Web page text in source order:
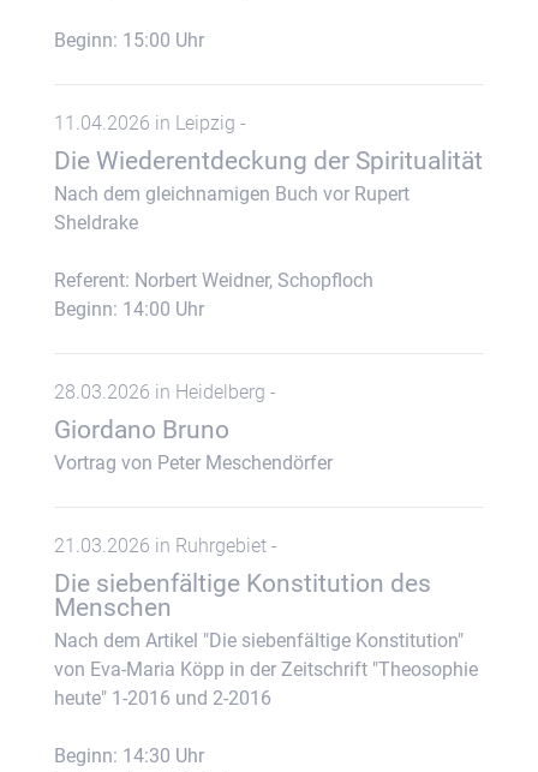
Beginn: 15:00 Uhr
11.04.2026 in Leipzig -
Die Wiederentdeckung der Spiritualität
Nach dem gleichnamigen Buch vor Rupert
Sheldrake
Referent: Norbert Weidner, Schopfloch
Beginn: 14:00 Uhr
28.03.2026 in Heidelberg -
Giordano Bruno
Vortrag von Peter Meschendörfer
21.03.2026 in Ruhrgebiet -
Die siebenfältige Konstitution des
Menschen
Nach dem Artikel "Die siebenfältige Konstitution"
von Eva-Maria Köpp in der Zeitschrift "Theosophie
heute" 1-2016 und 2-2016
Beginn: 14:30 Uhr